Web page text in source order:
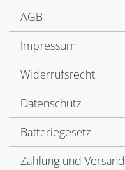
AGB
Impressum
Widerrufsrecht
Datenschutz
Batteriegesetz
Zahlung und Versand